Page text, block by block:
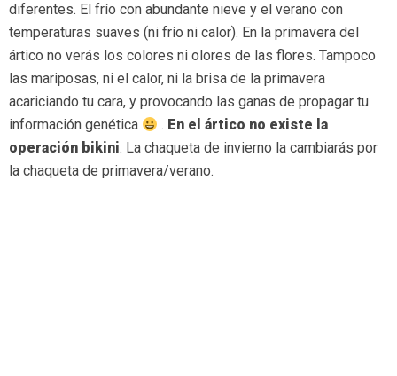
diferentes. El frío con abundante nieve y el verano con
temperaturas suaves (ni frío ni calor). En la primavera del
ártico no verás los colores ni olores de las flores. Tampoco
las mariposas, ni el calor, ni la brisa de la primavera
acariciando tu cara, y provocando las ganas de propagar tu
información genética
. En el ártico no existe la
operación bikini. La chaqueta de invierno la cambiarás por
la chaqueta de primavera/verano.